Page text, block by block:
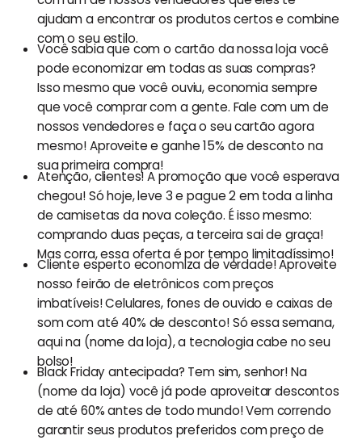
ajudam a encontrar os produtos certos e combine
com o seu estilo.
Você sabia que com o cartão da nossa loja você
pode economizar em todas as suas compras?
Isso mesmo que você ouviu, economia sempre
que você comprar com a gente. Fale com um de
nossos vendedores e faça o seu cartão agora
mesmo! Aproveite e ganhe 15% de desconto na
sua primeira compra!
Atenção, clientes! A promoção que você esperava
chegou! Só hoje, leve 3 e pague 2 em toda a linha
de camisetas da nova coleção. É isso mesmo:
comprando duas peças, a terceira sai de graça!
Mas corra, essa oferta é por tempo limitadíssimo!
Cliente esperto economiza de verdade! Aproveite
nosso feirão de eletrônicos com preços
imbatíveis! Celulares, fones de ouvido e caixas de
som com até 40% de desconto! Só essa semana,
aqui na (nome da loja), a tecnologia cabe no seu
bolso!
Black Friday antecipada? Tem sim, senhor! Na
(nome da loja) você já pode aproveitar descontos
de até 60% antes de todo mundo! Vem correndo
garantir seus produtos preferidos com preço de